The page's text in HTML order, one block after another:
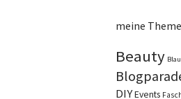
meine
Beauty
DIYEvents